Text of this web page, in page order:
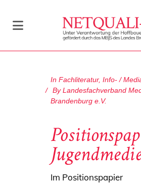
In Fachliteratur, Info- /
By Landesfachverband
Brandenburg e.V.
Im Positionspapier